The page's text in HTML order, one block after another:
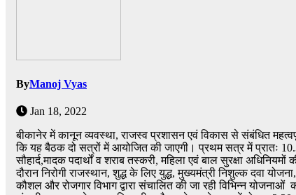
ByManoj Vyas
Jan 18, 2022
बीकानेर में कानून व्यवस्था, राजस्व प्रशासन एवं विकास से संबंधित
कि यह बैठक दो सत्रों में आयोजित की जाएगी। प्रथम सत्र में प्रातः
सौहार्द,मादक पदार्थों व शराब तस्करी, महिला एवं बाल सुरक्षा
दौरान निरोगी राजस्थान, शुद्ध के लिए युद्ध, मुख्यमंत्री निशुल्क दवा
कौशल और रोजगार विभाग द्वारा संचालित की जा रही विभिन्न योजनाओं